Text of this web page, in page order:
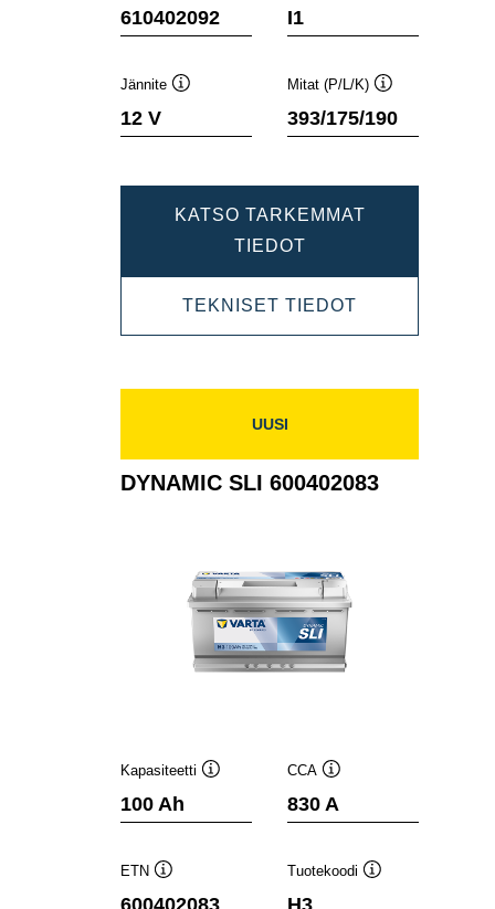
610402092 I1
Jännite
12 V
Mitat (P/L/K)
393/175/190
KATSO TARKEMMAT
TIEDOTDYNAMIC
SLI
610402092
TEKNISET TIEDOT
SLI
UUSI
DYNAMIC SLI 600402083
Kapasiteetti
100 Ah
CCA
830 A
ETN
Tuotekoodi